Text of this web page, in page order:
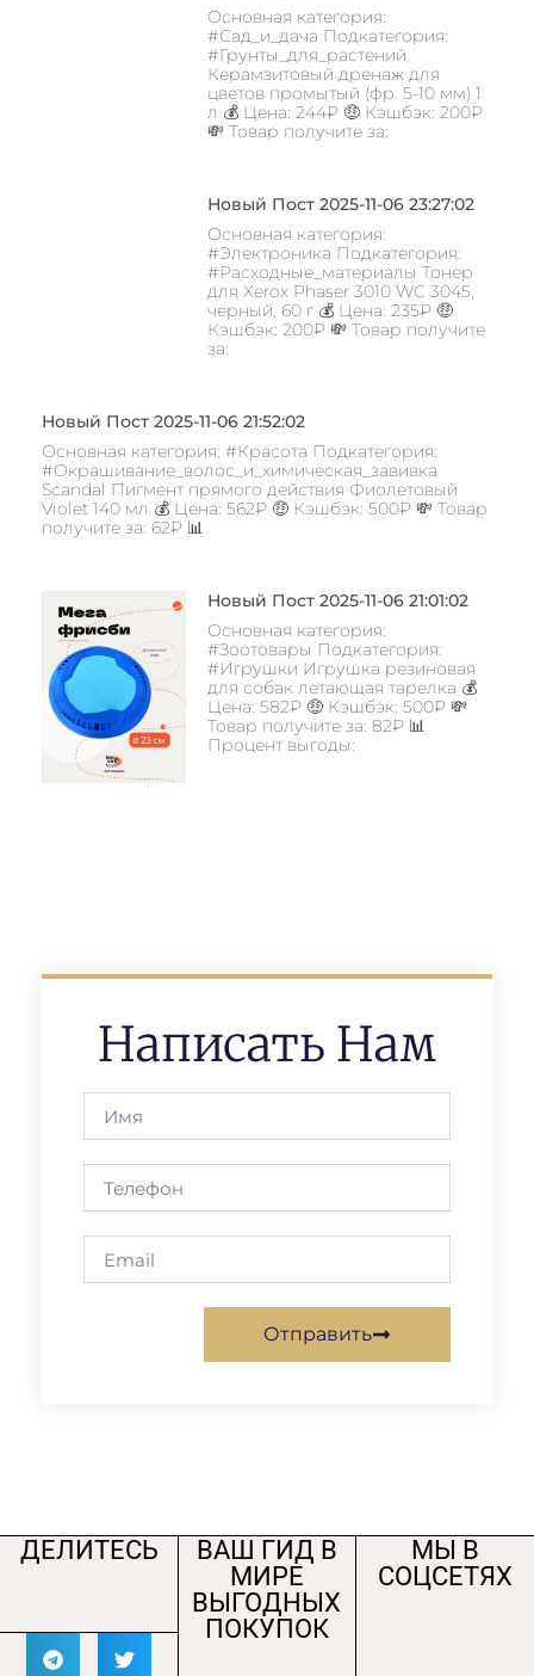
Основная категория:
#Сад_и_дача Подкатегория:
#Грунты_для_растений
Керамзитовый дренаж для
цветов промытый (фр. 5-10 мм) 1
л 💰 Цена: 244₽ 🤑 Кэшбэк: 200₽
💸 Товар получите за:
Новый Пост 2025-11-06 23:27:02
Основная категория:
#Электроника Подкатегория:
#Расходные_материалы Тонер
для Xerox Phaser 3010 WC 3045,
черный, 60 г 💰 Цена: 235₽ 🤑
Кэшбэк: 200₽ 💸 Товар получите
за:
Новый Пост 2025-11-06 21:52:02
Основная категория: #Красота Подкатегория:
#Окрашивание_волос_и_химическая_завивка
Scandal Пигмент прямого действия Фиолетовый
Violet 140 мл 💰 Цена: 562₽ 🤑 Кэшбэк: 500₽ 💸 Товар
получите за: 62₽ 📊
Новый Пост 2025-11-06 21:01:02
Основная категория:
#Зоотовары Подкатегория:
#Игрушки Игрушка резиновая
для собак летающая тарелка 💰
Цена: 582₽ 🤑 Кэшбэк: 500₽ 💸
Товар получите за: 82₽ 📊
Процент выгоды:
Написать Нам
Отправить
ДЕЛИТЕСЬ
ВАШ ГИД В
МИРЕ
ВЫГОДНЫХ
ПОКУПОК
МЫ В
СОЦСЕТЯХ